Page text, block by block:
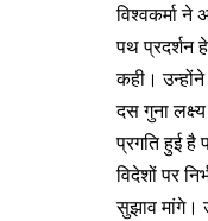
विश्वकर्मा
पथ प्रदर्शन
कही।
दस गुना
प्रगति हुई है
विदेशों पर
सुझाव मांगे।